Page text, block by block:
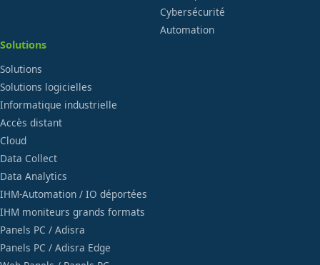
Cybersécurité
Automation
Solutions
Solutions
Solutions logicielles
Informatique industrielle
Accès distant
Cloud
Data Collect
Data Analytics
IHM-Automation / IO déportées
IHM moniteurs grands formats
Panels PC / Adisra
Panels PC / Adisra Edge